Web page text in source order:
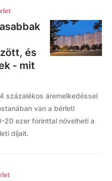
és
- mit
százalékos áremelkedéssel
van a bérleti
20 ezer forinttal növelheti a
díjait.